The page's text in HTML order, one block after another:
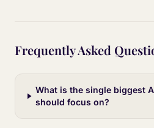
Frequently Asked
What is the single biggest
should focus on?